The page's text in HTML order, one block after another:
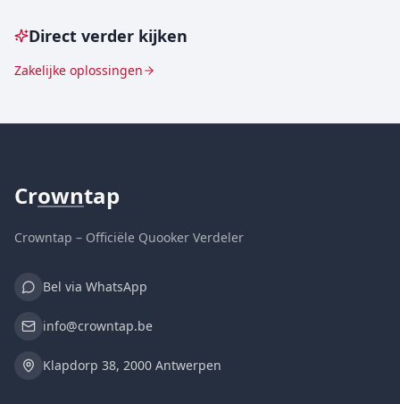
Direct verder kijken
Zakelijke oplossingen
Crowntap
Crowntap – Officiële Quooker Verdeler
Bel via WhatsApp
info@crowntap.be
Klapdorp 38, 2000 Antwerpen